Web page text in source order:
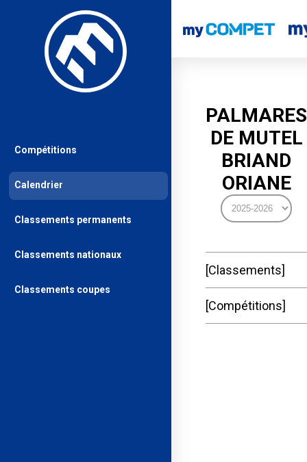
PALMARES
DE MUTEL
BRIAND
ORIANE
Classements
Compétitions
Compétitions
Calendrier
Classements permanents
Classements nationaux
Classements coupes